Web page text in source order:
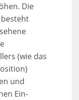
Die
(wie das
und
Ein-